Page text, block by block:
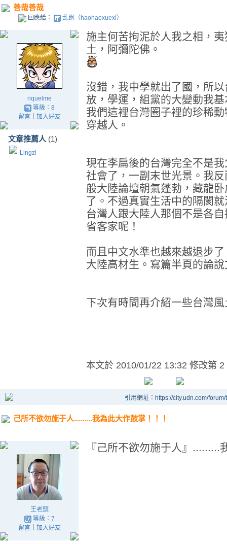
善哉善哉
回應給： 乱跑（haohaoxuexi）
riquelme
等級：8
留言｜ 加入好友
文章推薦人 (1)
Lingzi
施主何苦拘泥於人我之相，
土，阿彌陀佛。
沒錯，我中學就出了國，所
放，學運，組黨的大變動我
我們這裡台灣圈子裡的珍稀
穿越人。
現在李扁後的台灣完全不是
社會了，一副末世光景。我
般大陸論壇朝氣蓬勃，藏龍
了。不過真實生活中的隔閡
台灣人跟大陸人那個不是各
省客家呢！
而且中文水準也越來越退步
大陸高材生。寫篇半頁的論
下次有時間再介紹一些台灣
本文於 2010/01/22 13:32 修改第 2
引用網址：https://city.udn.com/
己所不欲勿施于人.........我為此大作鼓掌！！！
王老頭
等級：7
留言｜ 加入好友
『己所不欲勿施于人』.........